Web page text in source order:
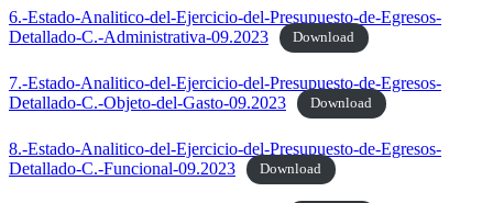
6.-Estado-Analitico-del-Ejercicio-del-Presupuesto-de-Egresos-
Detallado-C.-Administrativa-09.2023
Download
7.-Estado-Analitico-del-Ejercicio-del-Presupuesto-de-Egresos-
Detallado-C.-Objeto-del-Gasto-09.2023
Download
8.-Estado-Analitico-del-Ejercicio-del-Presupuesto-de-Egresos-
Detallado-C.-Funcional-09.2023
Download